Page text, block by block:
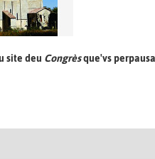
site deu Congrèsque'vs